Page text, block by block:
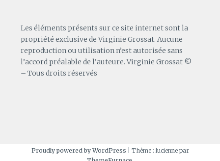
Les éléments présents sur ce site internet sont la
propriété exclusive de Virginie Grossat. Aucune
reproduction ou utilisation n’est autorisée sans
l’accord préalable de l’auteure. Virginie Grossat ©
– Tous droits réservés
Proudly powered by WordPress
Thème : lucienne par